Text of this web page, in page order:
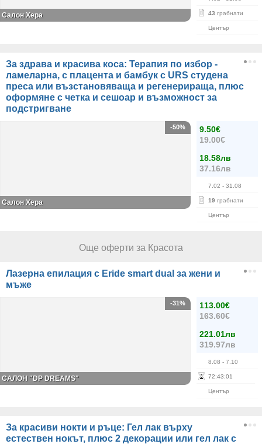
43 грабнати
Център
Салон Хера
За здрава и красива коса: Терапия по избор -
ламеларна, с плацента и бамбук с URS студена
преса или възстановяваща и регенерираща, плюс
оформяне с четка и сешоар и възможност за
подстригване
9.50€
19.00€
18.58лв
37.16лв
7.02 - 31.08
19 грабнати
Център
-50%
Салон Хера
Още оферти за Красота
Лазерна епилация с Eride smart dual за жени и
мъже
113.00€
163.60€
221.01лв
319.97лв
8.08 - 7.10
72:43:01
Център
-31%
САЛОН "DP DREAMS"
За красиви нокти и ръце: Гел лак върху
естествен нокът, плюс 2 декорации или гел лак с